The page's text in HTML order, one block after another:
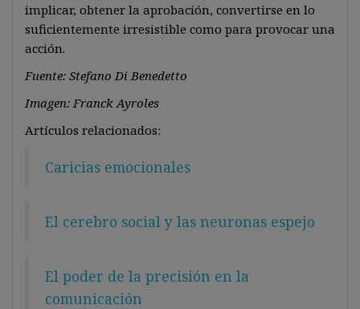
implicar, obtener la aprobación, convertirse en lo
suficientemente irresistible como para provocar una
acción.
Fuente: Stefano Di Benedetto
Imagen: Franck Ayroles
Artículos relacionados:
Caricias emocionales
El cerebro social y las neuronas espejo
El poder de la precisión en la
comunicación